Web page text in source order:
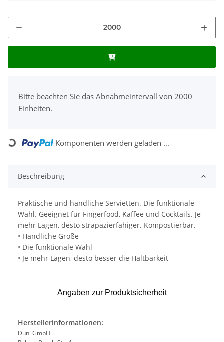
Bitte beachten Sie das Abnahmeintervall von 2000
Einheiten.
Loading... Komponenten werden geladen ...
Beschreibung
Praktische und handliche Servietten. Die funktionale
Wahl. Geeignet für Fingerfood, Kaffee und Cocktails. Je
mehr Lagen, desto strapazierfähiger. Kompostierbar.
• Handliche Größe
• Die funktionale Wahl
• Je mehr Lagen, desto besser die Haltbarkeit
Angaben zur Produktsicherheit
Herstellerinformationen:
Duni GmbH